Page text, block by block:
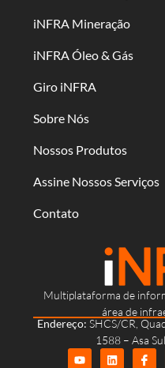
Multiplataforma de
área de
Endereço: SHCS/CR,
1588 – Asa
iNFRA Mineração
iNFRA Óleo & Gás
Giro iNFRA
Sobre Nós
Nossos Produtos
Assine Nossos Serviços
Contato